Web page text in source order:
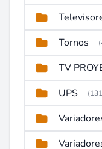
Tornos
TV
UPS